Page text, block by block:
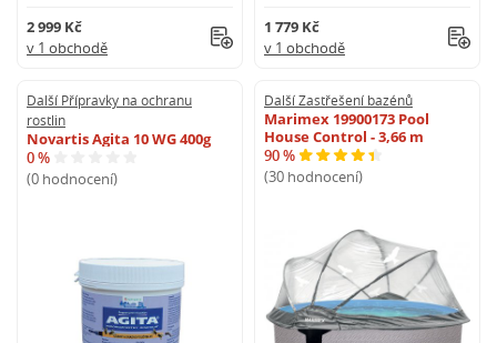
2 999 Kč
v 1 obchodě
1 779 Kč
v 1 obchodě
Další Přípravky na ochranu
rostlin
Novartis Agita 10 WG 400g
0 %
(0 hodnocení)
Další Zastřešení bazénů
Marimex 19900173 Pool
House Control - 3,66 m
90 %
(30 hodnocení)